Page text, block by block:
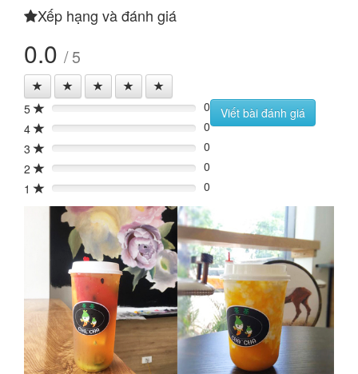
Xếp hạng và đánh giá
0.0 / 5
5 0%
0
4
0%
0
3
0%
0
2
0%
0
1
0% 0
Viết bài đánh giá